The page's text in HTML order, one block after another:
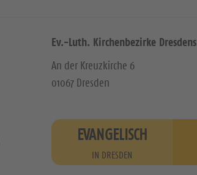
Ev.-Luth. Kirchenbezirke Dresdens
An der Kreuzkirche 6
01067 Dresden
EVANGELISCH
IN DRESDEN